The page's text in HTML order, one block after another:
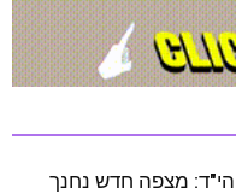
מצפה חדש נחנך